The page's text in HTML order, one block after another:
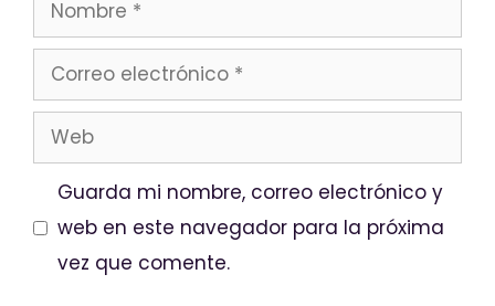
Guarda mi nombre, correo electrónico y
web en este navegador para la próxima
vez que comente.